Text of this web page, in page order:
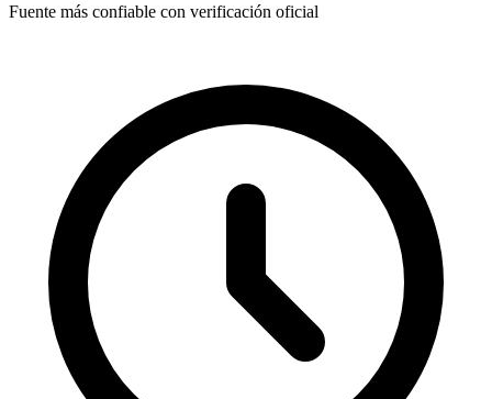
Fuente más confiable con verificación oficial